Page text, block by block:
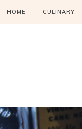
HOME CULINARY